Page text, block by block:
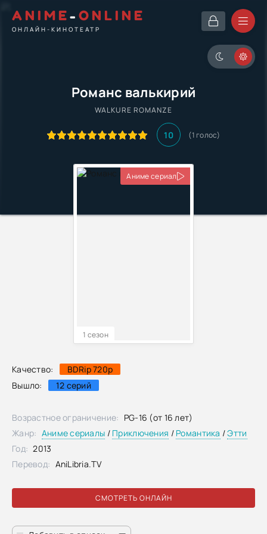
ANIME- ONLINE
ОНЛАЙН-КИНОТЕАТР
Романс валькирий
WALKURE ROMANZE
10 (1 голос)
Качество:
BDRip 720p
Вышло:
12 серий
Аниме сериал
1 сезон
СМОТРЕТЬ ОНЛАЙН
Возрастное ограничение: PG-16 (от 16 лет)
Жанр: Аниме сериалы / Приключения / Романтика /Этти
Год: 2013
Перевод: AniLibria.TV